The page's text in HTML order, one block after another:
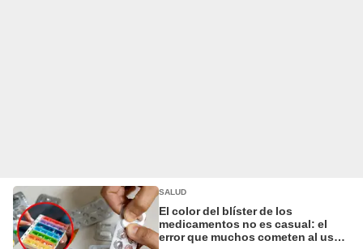
SALUD
El color del blíster de los
medicamentos no es casual: el
error que muchos cometen al usar